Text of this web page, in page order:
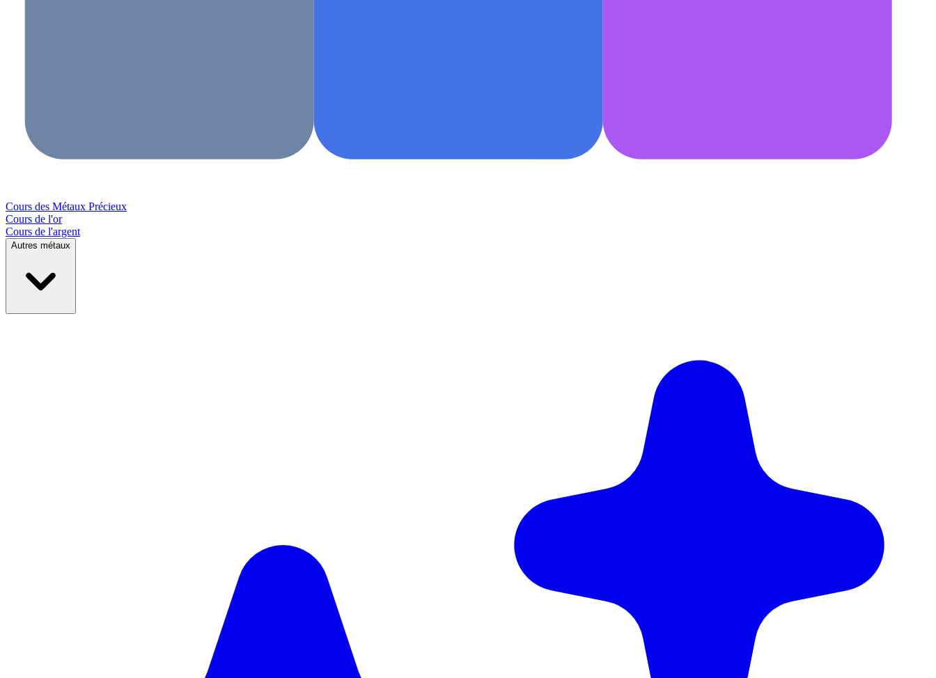
Cours des Métaux Précieux
Cours de l'or
Cours de l'argent
Autres métaux